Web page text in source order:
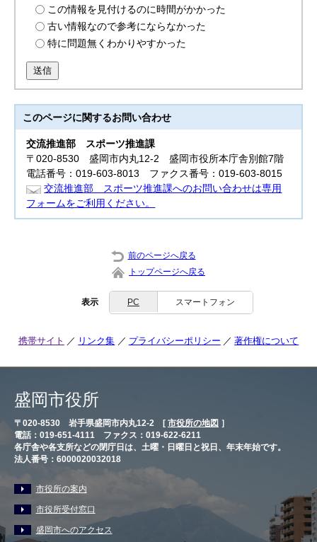
この情報を見付けるのに時間がかかった
古い情報なので参考にならなかった
特に問題無くわかりやすかった
送信
このページに関するお問い合わせ
交流推進部
スポーツ推進課
〒020-8530 盛岡市内丸12-2 盛岡市役所本庁舎別館7階
電話番号：019-603-8013 ファクス番号：019-603-8015
交流推進部 スポーツ推進課へのお問い合わせは専用
フォームをご利用ください。
前のページへ戻る
トップページへ戻る
表示 PC スマートフォン
携帯サイト リンク集 プライバシーポリシー 著作権について
盛岡市役所
〒020-8530 岩手県盛岡市内丸12-2 [ 市役所の地図 ］
電話：019-651-4111 ファクス：019-622-6211
各庁舎や各支所などの閉庁日は、土曜・日曜日と祝日、年末年始です。
法人番号：6000020032018
市役所の案内
市役所受付窓口
盛岡市へのアクセス